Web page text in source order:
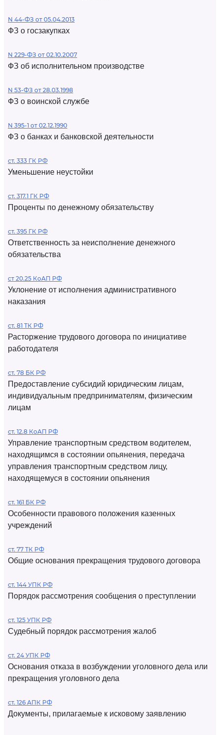
N 44-ФЗ от 05.04.2013
ФЗ о госзакупках
N 229-ФЗ от 02.10.2007
ФЗ об исполнительном производстве
N 53-ФЗ от 28.03.1998
ФЗ о воинской службе
N 395-1 от 02.12.1990
ФЗ о банках и банковской деятельности
ст. 333 ГК РФ
Уменьшение неустойки
ст. 317.1 ГК РФ
Проценты по денежному обязательству
ст. 395 ГК РФ
Ответственность за неисполнение денежного
обязательства
ст 20.25 КоАП РФ
Уклонение от исполнения административного
наказания
ст. 81 ТК РФ
Расторжение трудового договора по инициативе
работодателя
ст. 78 БК РФ
Предоставление субсидий юридическим лицам,
индивидуальным предпринимателям, физическим
лицам
ст. 12.8 КоАП РФ
Управление транспортным средством водителем,
находящимся в состоянии опьянения, передача
управления транспортным средством лицу,
находящемуся в состоянии опьянения
ст. 161 БК РФ
Особенности правового положения казенных
учреждений
ст. 77 ТК РФ
Общие основания прекращения трудового договора
ст. 144 УПК РФ
Порядок рассмотрения сообщения о преступлении
ст. 125 УПК РФ
Судебный порядок рассмотрения жалоб
ст. 24 УПК РФ
Основания отказа в возбуждении уголовного дела или
прекращения уголовного дела
ст. 126 АПК РФ
Документы, прилагаемые к исковому заявлению